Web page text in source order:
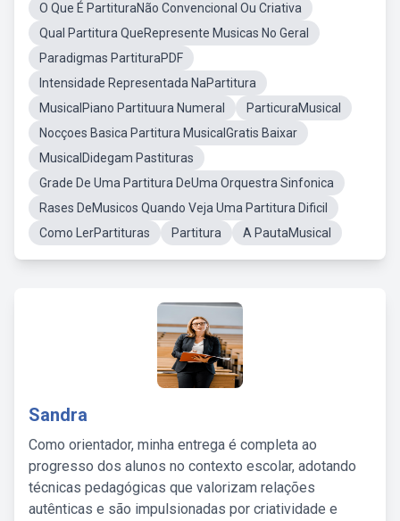
O Que É PartituraNão Convencional Ou Criativa
Qual Partitura QueRepresente Musicas No Geral
Paradigmas PartituraPDF
Intensidade Representada NaPartitura
MusicalPiano Partituura Numeral
ParticuraMusical
Nocçoes Basica Partitura MusicalGratis Baixar
MusicalDidegam Pastituras
Grade De Uma Partitura DeUma Orquestra Sinfonica
Rases DeMusicos Quando Veja Uma Partitura Dificil
Como LerPartituras
Partitura A PautaMusical
Sandra
Como orientador, minha entrega é completa ao
progresso dos alunos no contexto escolar, adotando
técnicas pedagógicas que valorizam relações
autênticas e são impulsionadas por criatividade e